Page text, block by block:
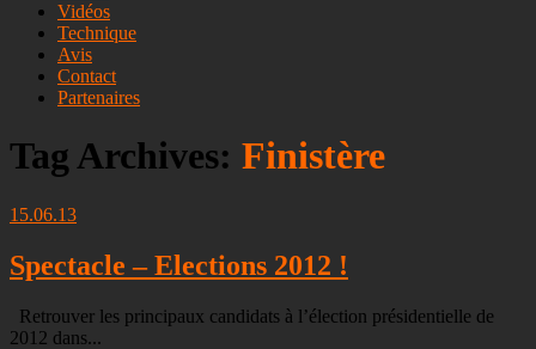
Vidéos
Technique
Avis
Contact
Partenaires
Tag Archives: Finistère
15.06.13
Spectacle – Elections 2012 !
Retrouver les principaux candidats à l’élection présidentielle de
2012 dans...